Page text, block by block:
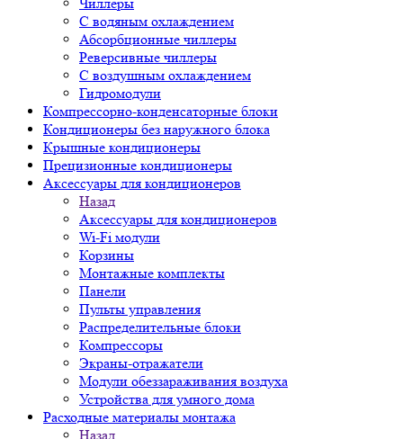
С водяным охлаждением
Абсорбционные чиллеры
Реверсивные чиллеры
С воздушным охлаждением
Гидромодули
Компрессорно-конденсаторные блоки
Кондиционеры без наружного блока
Крышные кондиционеры
Прецизионные кондиционеры
Аксессуары для кондиционеров
Назад
Аксессуары для кондиционеров
Wi-Fi модули
Корзины
Монтажные комплекты
Панели
Пульты управления
Распределительные блоки
Компрессоры
Экраны-отражатели
Модули обеззараживания воздуха
Устройства для умного дома
Расходные материалы монтажа
Назад